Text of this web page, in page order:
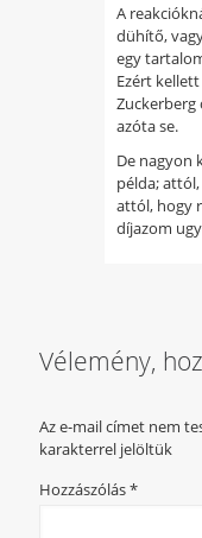
A
dühítő,
egy
Ezért
Zuckerberg
azóta se.
De nagyon
példa;
attól, hogy
díjazom
Vélemény,
Az e-mail címet nem
karakterrel jelöltük
Hozzászólás*